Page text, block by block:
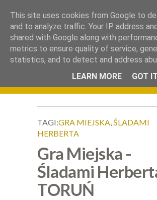
Okiem
TAGI:GRA MIEJSKA,ŚLADAMI
HERBERTA
Gra Miejska -
Śladami
TORUŃ
This site uses cookies from Google to
and to analyze traffic. Your IP address
shared with Google along with
metrics to ensure quality of service,
statistics, and to detect and address
LEARN MORE
GOT IT